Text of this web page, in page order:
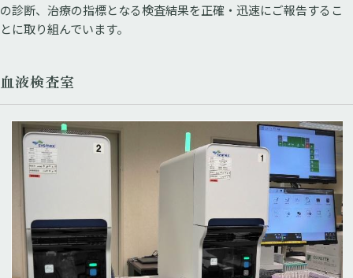
の診断、治療の指標となる検査結果を正確・迅速にご報告するこ
とに取り組んでいます。
血液検査室